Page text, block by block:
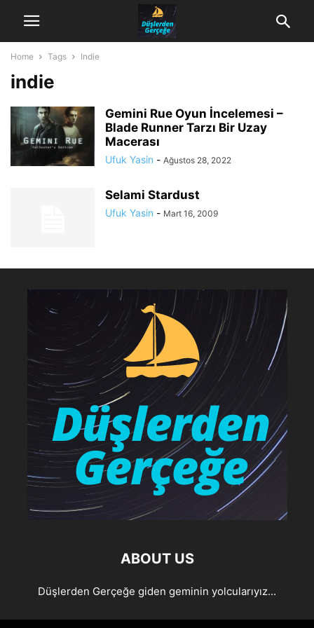
Home Tags Indie
indie
Gemini Rue Oyun İncelemesi –
Blade Runner Tarzı Bir Uzay
Macerası
Ufuk Yasin - Ağustos 28, 2022
Selami Stardust
Ufuk Yasin - Mart 16, 2009
ABOUT US
Düşlerden Gerçeğe giden geminin yolcularıyız...